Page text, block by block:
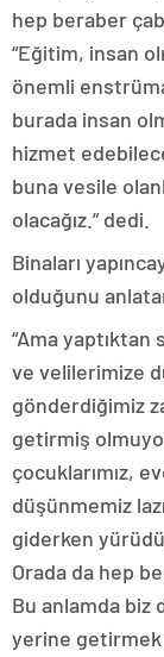
hep beraber
“Eğitim, insan
önemli
burada insan
hizmet
buna vesile
olacağız.” dedi.
Binaları
olduğunu
“Ama
ve velilerimize
gönderdiğimiz
getirmiş
çocuklarımız,
düşünmemiz
giderken
Orada da hep
Bu anlamda biz
yerine getirmek